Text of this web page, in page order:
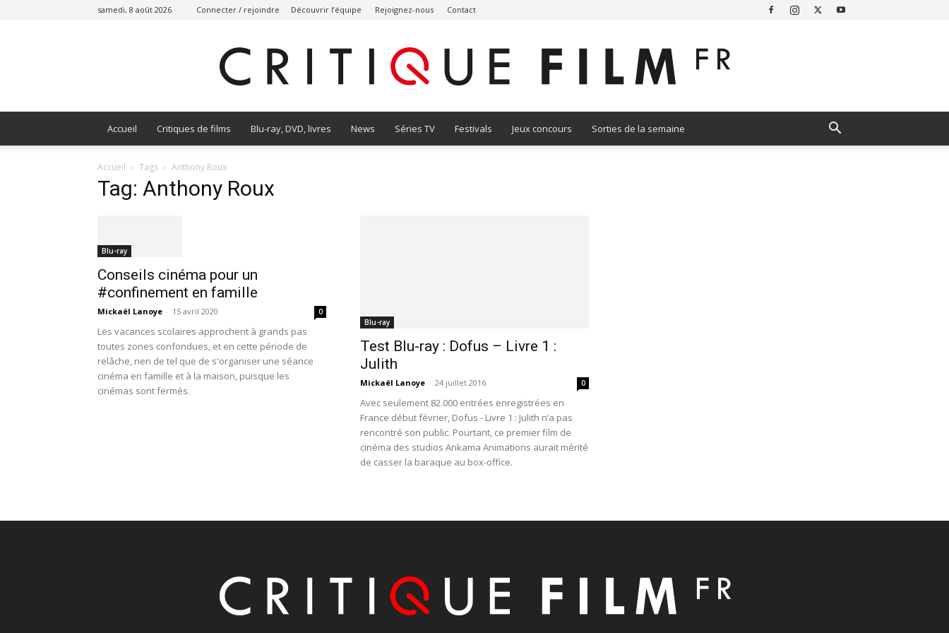
samedi, 8 août 2026 Connecter / rejoindre Découvrir l’équipe Rejoignez-nous Contact
Accueil Critiques de films Blu-ray, DVD, livres News Séries TV Festivals Jeux concours Sorties de la semaine
Accueil Tags Anthony Roux
Tag: Anthony Roux
Blu-ray
Conseils cinéma pour un
#confinement en famille
Mickaël Lanoye - 15 avril 2020 0
Les vacances scolaires approchent à grands pas
toutes zones confondues, et en cette période de
relâche, rien de tel que de s'organiser une séance
cinéma en famille et à la maison, puisque les
cinémas sont fermés.
Blu-ray
Test Blu-ray : Dofus – Livre 1 :
Julith
Mickaël Lanoye - 24 juillet 2016 0
Avec seulement 82.000 entrées enregistrées en
France début février, Dofus - Livre 1 : Julith n’a pas
rencontré son public. Pourtant, ce premier film de
cinéma des studios Ankama Animations aurait mérité
de casser la baraque au box-office.